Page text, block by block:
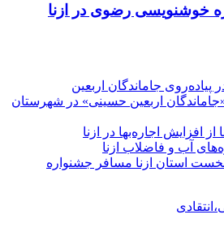
خوشنویسی رضوی در ازنا
جاماندگان اربعین
اربعین حسینی» در شهرستان
از افزایش اجاره‌بها در ازنا
آب و فاضلاب ازنا
استان ازنا مسافر جشنواره